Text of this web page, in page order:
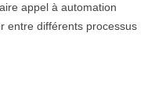
appel à automation
entre différents processus